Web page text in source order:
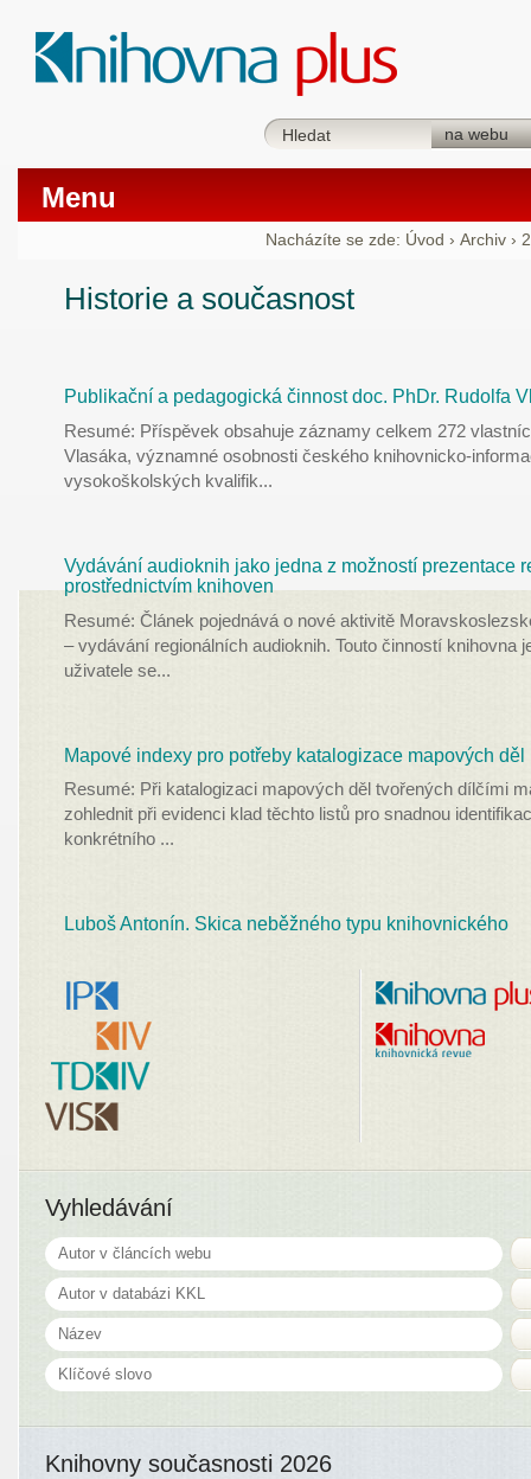
Menu
Nacházíte se zde: Úvod › Archiv ›
Historie a současnost
Publikační a pedagogická činnost doc. PhDr. Rudolfa
Resumé: Příspěvek obsahuje záznamy celkem 272
Vlasáka, významné osobnosti českého knihovnicko-
vysokoškolských kvalifik...
Vydávání audioknih jako jedna z možností prezentace
prostřednictvím knihoven
Resumé: Článek pojednává o nové aktivitě
– vydávání regionálních audioknih. Touto činností knihovna
uživatele se...
Mapové indexy pro potřeby katalogizace mapových děl
Resumé: Při katalogizaci mapových děl tvořených dílčími
zohlednit při evidenci klad těchto listů pro snadnou
konkrétního ...
Luboš Antonín. Skica neběžného typu knihovnického
Vyhledávání
Knihovny současnosti 2026